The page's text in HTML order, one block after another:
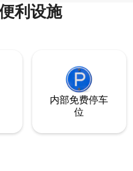
利设施
内部免费停车
位